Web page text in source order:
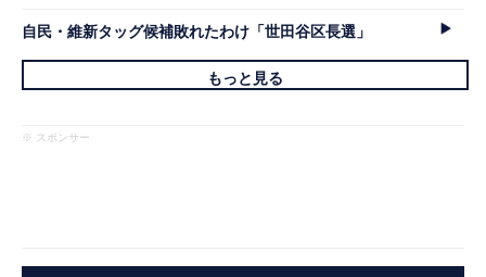
自民・維新タッグ候補敗れたわけ「世田谷区長選」
もっと見る
※ スポンサー